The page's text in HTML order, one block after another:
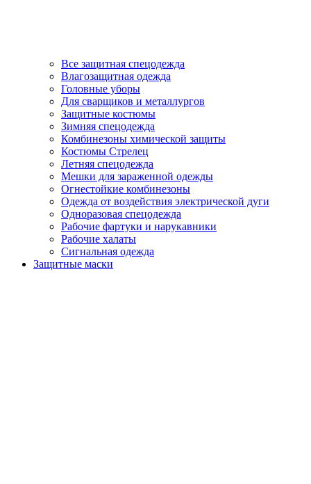
Все защитная спецодежда
Влагозащитная одежда
Головные уборы
Для сварщиков и металлургов
Защитные костюмы
Зимняя спецодежда
Комбинезоны химической защиты
Костюмы Стрелец
Летняя спецодежда
Мешки для зараженной одежды
Огнестойкие комбинезоны
Одежда от воздействия электрической дуги
Одноразовая спецодежда
Рабочие фартуки и нарукавники
Рабочие халаты
Сигнальная одежда
Защитные маски